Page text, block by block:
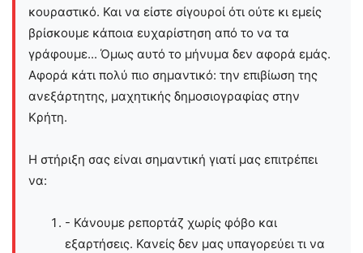
κουραστικό. Και να είστε σίγουροί ότι ούτε κι εμείς
βρίσκουμε κάποια ευχαρίστηση από το να τα
γράφουμε... Όμως αυτό το μήνυμα δεν αφορά εμάς.
Αφορά κάτι πολύ πιο σημαντικό: την επιβίωση της
ανεξάρτητης, μαχητικής δημοσιογραφίας στην
Kρήτη.
Η στήριξη σας είναι σημαντική γιατί μας επιτρέπει
να:
- Κάνουμε ρεπορτάζ χωρίς φόβο και
εξαρτήσεις. Κανείς δεν μας υπαγορεύει τι να